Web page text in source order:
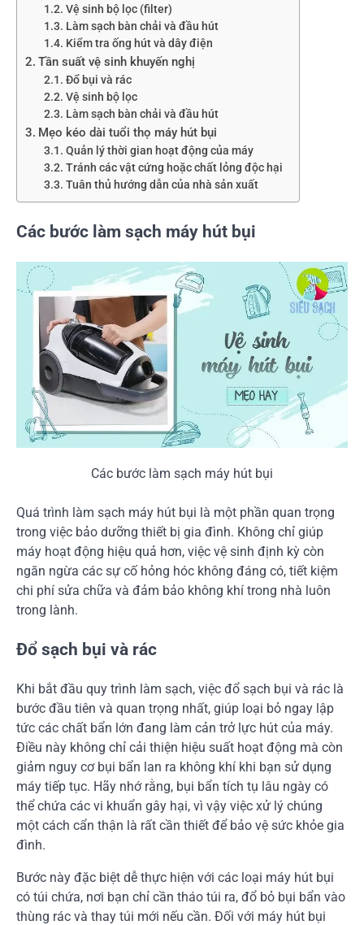
Vệ sinh bộ lọc (filter)
Làm sạch bàn chải và đầu hút
Kiểm tra ống hút và dây điện
Tần suất vệ sinh khuyến nghị
Đổ bụi và rác
Vệ sinh bộ lọc
Làm sạch bàn chải và đầu hút
Mẹo kéo dài tuổi thọ máy hút bụi
Quản lý thời gian hoạt động của máy
Tránh các vật cứng hoặc chất lỏng độc hại
Tuân thủ hướng dẫn của nhà sản xuất
Các bước làm sạch máy hút bụi
Các bước làm sạch máy hút bụi
Quá trình làm sạch máy hút bụi là một phần quan trọng
trong việc bảo dưỡng thiết bị gia đình. Không chỉ giúp
máy hoạt động hiệu quả hơn, việc vệ sinh định kỳ còn
ngăn ngừa các sự cố hỏng hóc không đáng có, tiết kiệm
chi phí sửa chữa và đảm bảo không khí trong nhà luôn
trong lành.
Đổ sạch bụi và rác
Khi bắt đầu quy trình làm sạch, việc đổ sạch bụi và rác là
bước đầu tiên và quan trọng nhất, giúp loại bỏ ngay lập
tức các chất bẩn lớn đang làm cản trở lực hút của máy.
Điều này không chỉ cải thiện hiệu suất hoạt động mà còn
giảm nguy cơ bụi bẩn lan ra không khí khi bạn sử dụng
máy tiếp tục. Hãy nhớ rằng, bụi bẩn tích tụ lâu ngày có
thể chứa các vi khuẩn gây hại, vì vậy việc xử lý chúng
một cách cẩn thận là rất cần thiết để bảo vệ sức khỏe gia
đình.
Bước này đặc biệt dễ thực hiện với các loại máy hút bụi
có túi chứa, nơi bạn chỉ cần tháo túi ra, đổ bỏ bụi bẩn vào
thùng rác và thay túi mới nếu cần. Đối với máy hút bụi